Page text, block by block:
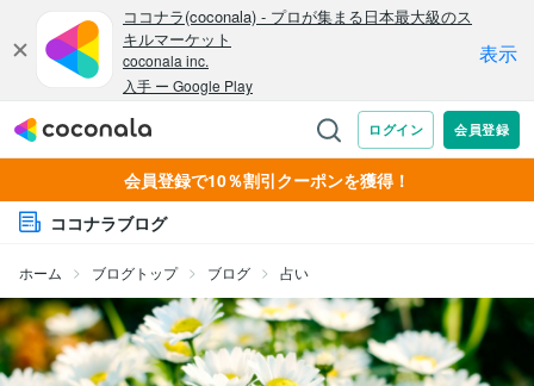
会員登録で10％割引クーポンを獲得！
ココナラブログ
ホーム ブログトップ ブログ 占い